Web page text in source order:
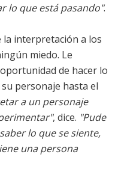
lo que está pasando".
la interpretación a los
miedo. Le
de hacer lo
personaje hasta el
a un personaje
, dice. "Pude
lo que se siente,
una persona